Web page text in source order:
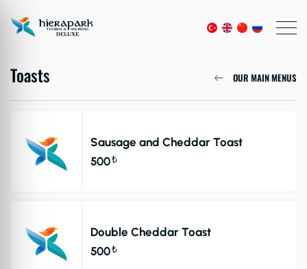
Toasts OUR MAIN MENUS
Sausage and Cheddar Toast
500₺
Double Cheddar Toast
500₺